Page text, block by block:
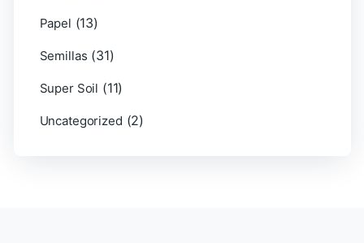
Papel (13)
Semillas (31)
Super Soil (11)
Uncategorized (2)